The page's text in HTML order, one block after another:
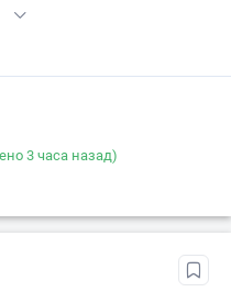
3 часа назад)